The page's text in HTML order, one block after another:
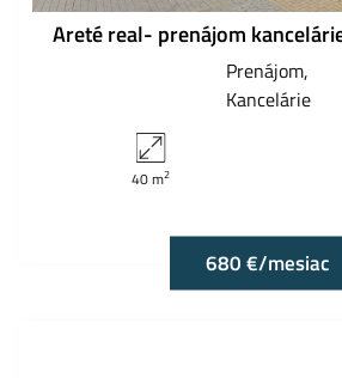
Areté real- prenájom
Prenájom
Kancelárie
40 m2
680 €/mesiac